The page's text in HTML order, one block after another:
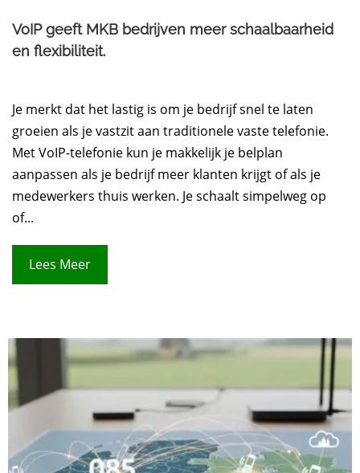
VoIP geeft MKB bedrijven meer schaalbaarheid
en flexibiliteit.
Je merkt dat het lastig is om je bedrijf snel te laten
groeien als je vastzit aan traditionele vaste telefonie.
Met VoIP-telefonie kun je makkelijk je belplan
aanpassen als je bedrijf meer klanten krijgt of als je
medewerkers thuis werken. Je schaalt simpelweg op
of...
Lees Meer